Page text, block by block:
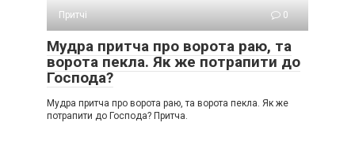
Притчі
0
Мудра притча про ворота раю, та
ворота пекла. Як же потрапити до
Господа?
Мудра притча про ворота раю, та ворота пекла. Як же
потрапити до Господа? Притча.